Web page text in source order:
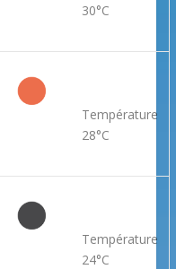
30°C
Température
28°C
Température
24°C